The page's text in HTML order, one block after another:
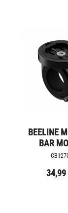
BEELINE
BAR